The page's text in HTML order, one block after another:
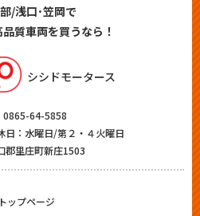
/浅口･笠岡で
質車両を買うなら！
シシドモータース
0865-64-5858
日：水曜日/第２・４火曜日
郡里庄町新庄1503
トップページ